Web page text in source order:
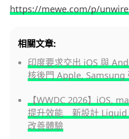
https://mewe.com/p/
相關文章:
印度要求交出 iOS 與
核後門 Apple, Samsung
【WWDC 2026】iOS,
提升效能 新設計 Liquid
改善體驗